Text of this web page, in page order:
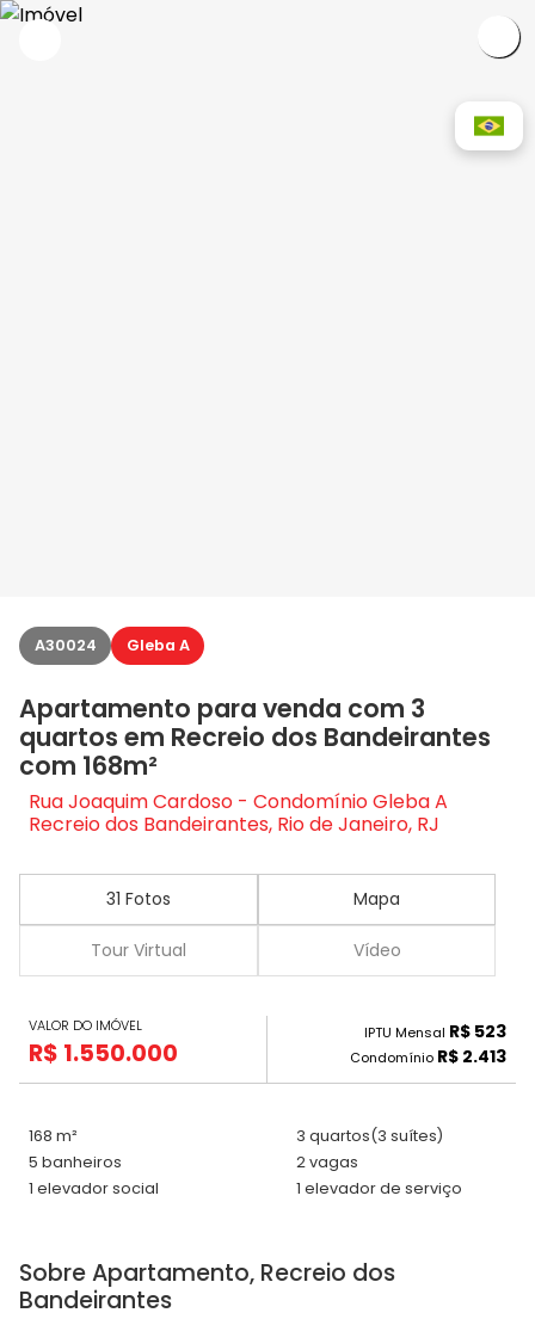
A30024 Gleba A
Apartamento para venda com 3
quartos em Recreio dos Bandeirantes
com 168m²
Rua Joaquim Cardoso - Condomínio Gleba A
Recreio dos Bandeirantes, Rio de Janeiro, RJ
31 Fotos Mapa
Tour Virtual Vídeo
VALOR DO IMÓVEL
R$ 1.550.000
IPTU Mensal R$ 523
Condomínio R$ 2.413
168 m² 3 quartos(3 suítes)
5 banheiros
2 vagas
1 elevador social
1 elevador de serviço
Sobre Apartamento, Recreio dos
Bandeirantes